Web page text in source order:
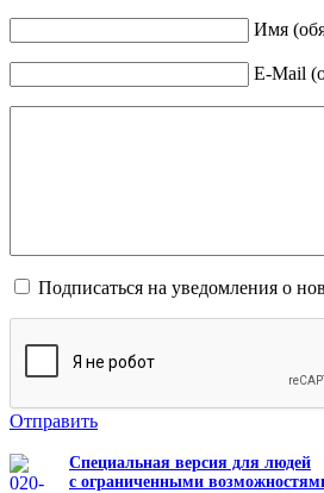
Имя
E-Mail
Подписаться на уведомления о
Отправить
Специальная версия для людей
с ограниченными